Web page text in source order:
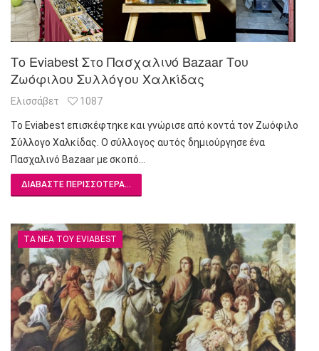
Το Eviabest Στο Πασχαλινό Bazaar Του
Ζωόφιλου Συλλόγου Χαλκίδας
Ελισσάβετ 1087
Το Eviabest επισκέφτηκε και γνώρισε από κοντά τον Ζωόφιλο
Σύλλογο Χαλκίδας. Ο σύλλογος αυτός δημιούργησε ένα
Πασχαλινό Bazaar με σκοπό…
ΔΙΑΒΆΣΤΕ ΠΕΡΙΣΣΌΤΕΡΑ...
ΤΑ ΝΈΑ ΤΟΥ EVIABEST